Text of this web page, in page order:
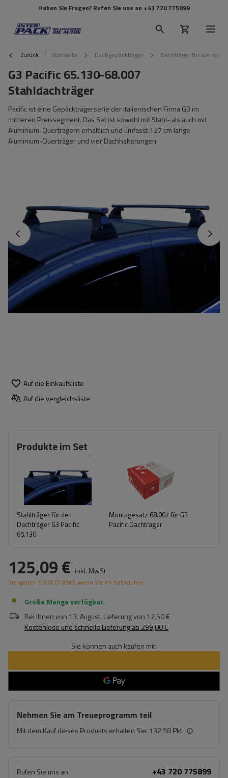
Haben Sie Fragen? Rufen Sie uns an +43 720 775899
Zurück Startseite Dachgepäckträger Dachträger für
G3 Pacific 65.130-68.007
Stahldachträger
Pacific ist eine Gepäckträgerserie der italienischen Firma G3 im
mittleren Preissegment. Das Set ist sowohl mit Stahl- als auch mit
Aluminium-Querträgern erhältlich und umfasst 127 cm lange
Aluminium-Querträger und vier Dachhalterungen.
Auf die Einkaufsliste
Auf die vergleichsliste
Produkte im Set
Stahlträger für den
Dachträger G3 Pacific
65.130
Montagesatz 68.007 für G3
Pacific Dachträger
125,09 € inkl. MwSt
Sie sparen 5.93% (7.89€), wenn Sie im Set kaufen.
Große Menge verfügbar
Bei Ihnen von 13. August. Lieferung von 12,50 €
Kostenlose und schnelle Lieferungab 299,00 €
Sie können auch kaufen mit:
Nehmen Sie am Treueprogramm teil
Mit dem Kauf dieses Produkts erhalten Sie: 132.98 Pkt.
Rufen Sie uns an +43 720 775899